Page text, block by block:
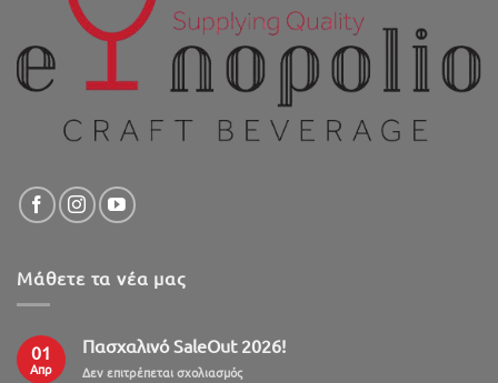
Μάθετε τα νέα μας
01
Απρ
Πασχαλινό SaleOut 2026!
Δεν επιτρέπεται σχολιασμόςστο